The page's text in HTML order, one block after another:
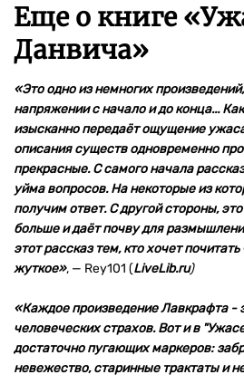
Еще о книге «
Данвича»
«Это одно из немногих
напряжении с начало и до конца...
изысканно передаёт ощущение
описания существ одновременно
прекрасные. С самого начала
уйма вопросов. На некоторые из
получим ответ. С другой стороны,
больше и даёт почву для
этот рассказ тем, кто хочет
жуткое», — Rey101 (LiveLib.ru)
«Каждое произведение Лавкрафта -
человеческих страхов. Вот и в
достаточно пугающих маркеров:
невежество, старинные трактаты и